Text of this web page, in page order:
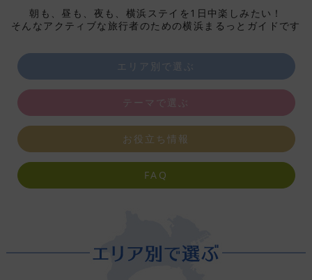
朝も、昼も、夜も、横浜ステイを1日中楽しみたい！
そんなアクティブな旅行者のための横浜まるっとガイドです
エリア別で選ぶ
テーマで選ぶ
お役立ち情報
FAQ